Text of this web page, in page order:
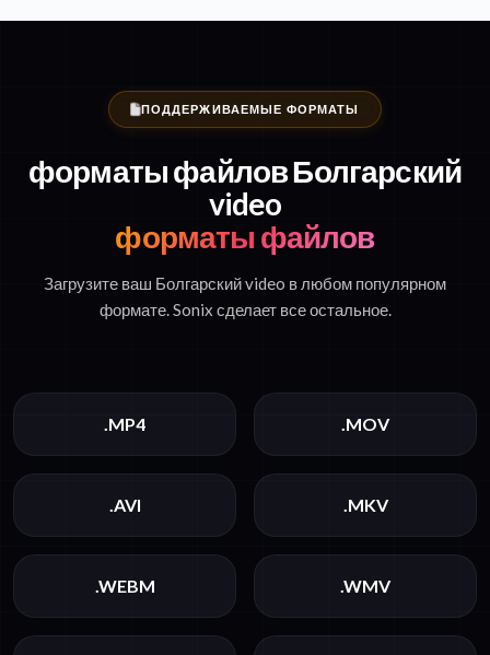
ПОДДЕРЖИВАЕМЫЕ ФОРМАТЫ
форматы файлов Болгарский
video
форматы файлов
Загрузите ваш Болгарский video в любом популярном
формате. Sonix сделает все остальное.
.MP4 .MOV
.AVI .MKV
.WEBM .WMV